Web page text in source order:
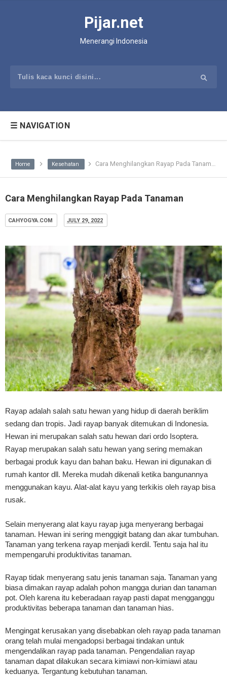
Pijar.net
Menerangi Indonesia
☰ NAVIGATION
Home Kesehatan Cara Menghilangkan Rayap Pada Tanaman
Cara Menghilangkan Rayap Pada Tanaman
CAHYOGYA.COM JULY 29, 2022
Rayap adalah salah satu hewan yang hidup di daerah beriklim
sedang dan tropis. Jadi rayap banyak ditemukan di Indonesia.
Hewan ini merupakan salah satu hewan dari ordo Isoptera.
Rayap merupakan salah satu hewan yang sering memakan
berbagai produk kayu dan bahan baku. Hewan ini digunakan di
rumah kantor dll. Mereka mudah dikenali ketika bangunannya
menggunakan kayu. Alat-alat kayu yang terkikis oleh rayap bisa
rusak.
Selain menyerang alat kayu rayap juga menyerang berbagai
tanaman. Hewan ini sering menggigit batang dan akar tumbuhan.
Tanaman yang terkena rayap menjadi kerdil. Tentu saja hal itu
mempengaruhi produktivitas tanaman.
Rayap tidak menyerang satu jenis tanaman saja. Tanaman yang
biasa dimakan rayap adalah pohon mangga durian dan tanaman
pot. Oleh karena itu keberadaan rayap pasti dapat mengganggu
produktivitas beberapa tanaman dan tanaman hias.
Mengingat kerusakan yang disebabkan oleh rayap pada tanaman
orang telah mulai mengadopsi berbagai tindakan untuk
mengendalikan rayap pada tanaman. Pengendalian rayap
tanaman dapat dilakukan secara kimiawi non-kimiawi atau
keduanya. Tergantung kebutuhan tanaman.